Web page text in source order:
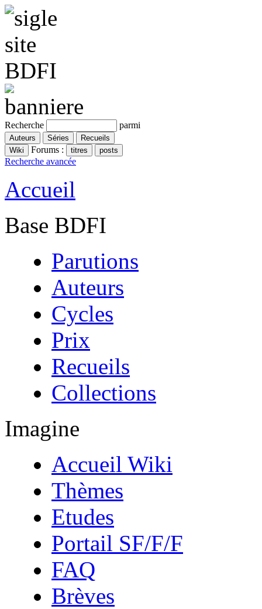
Recherche parmi
Forums :
Recherche avancée
Accueil
Base BDFI
Parutions
Auteurs
Cycles
Prix
Recueils
Collections
Imagine
Accueil Wiki
Thèmes
Etudes
Portail SF/F/F
FAQ
Brèves